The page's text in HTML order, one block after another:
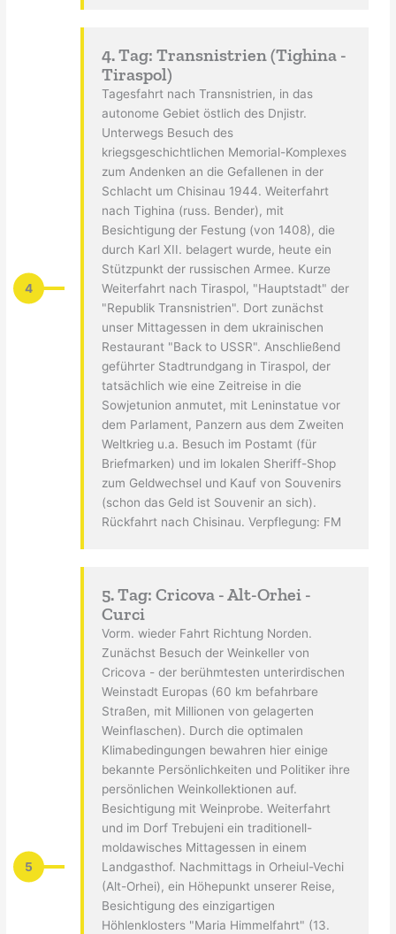
4
4. Tag: Transnistrien (Tighina -
Tiraspol)
Tagesfahrt nach Transnistrien, in das
autonome Gebiet östlich des Dnjistr.
Unterwegs Besuch des
kriegsgeschichtlichen Memorial-Komplexes
zum Andenken an die Gefallenen in der
Schlacht um Chisinau 1944. Weiterfahrt
nach Tighina (russ. Bender), mit
Besichtigung der Festung (von 1408), die
durch Karl XII. belagert wurde, heute ein
Stützpunkt der russischen Armee. Kurze
Weiterfahrt nach Tiraspol, "Hauptstadt" der
"Republik Transnistrien". Dort zunächst
unser Mittagessen in dem ukrainischen
Restaurant "Back to USSR". Anschließend
geführter Stadtrundgang in Tiraspol, der
tatsächlich wie eine Zeitreise in die
Sowjetunion anmutet, mit Leninstatue vor
dem Parlament, Panzern aus dem Zweiten
Weltkrieg u.a. Besuch im Postamt (für
Briefmarken) und im lokalen Sheriff-Shop
zum Geldwechsel und Kauf von Souvenirs
(schon das Geld ist Souvenir an sich).
Rückfahrt nach Chisinau. Verpflegung: FM
5
5. Tag: Cricova - Alt-Orhei -
Curci
Vorm. wieder Fahrt Richtung Norden.
Zunächst Besuch der Weinkeller von
Cricova - der berühmtesten unterirdischen
Weinstadt Europas (60 km befahrbare
Straßen, mit Millionen von gelagerten
Weinflaschen). Durch die optimalen
Klimabedingungen bewahren hier einige
bekannte Persönlichkeiten und Politiker ihre
persönlichen Weinkollektionen auf.
Besichtigung mit Weinprobe. Weiterfahrt
und im Dorf Trebujeni ein traditionell-
moldawisches Mittagessen in einem
Landgasthof. Nachmittags in Orheiul-Vechi
(Alt-Orhei), ein Höhepunkt unserer Reise,
Besichtigung des einzigartigen
Höhlenklosters "Maria Himmelfahrt" (13.